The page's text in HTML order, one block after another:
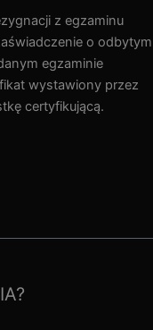
z egzaminu
o odbytym
egzaminie
wystawiony przez
certyfikującą.